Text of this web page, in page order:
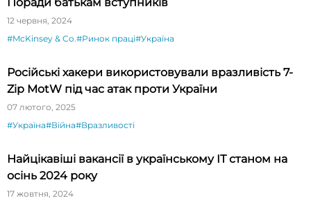
12 червня, 2024
#McKinsey & Co.#Ринок праці#Україна
Російські хакери використовували вразливість 7-
Zip MotW під час атак проти України
07 лютого, 2025
#Україна#Війна#Вразливості
Найцікавіші вакансії в українському ІТ станом на
осінь 2024 року
17 жовтня, 2024